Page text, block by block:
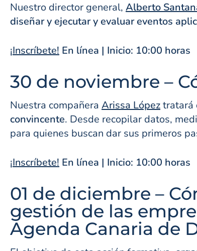
Nuestro director general, Alberto
diseñar y ejecutar y evaluar eventos
¡Inscríbete! En línea | Inicio: 10:00 horas
30 de noviembre –
Nuestra compañera Arissa Lópeztratará
convincente. Desde recopilar datos,
para quienes buscan dar sus primeros
¡Inscríbete! En línea | Inicio: 10:00 horas
01 de diciembre –
gestión de las
Agenda Canaria de